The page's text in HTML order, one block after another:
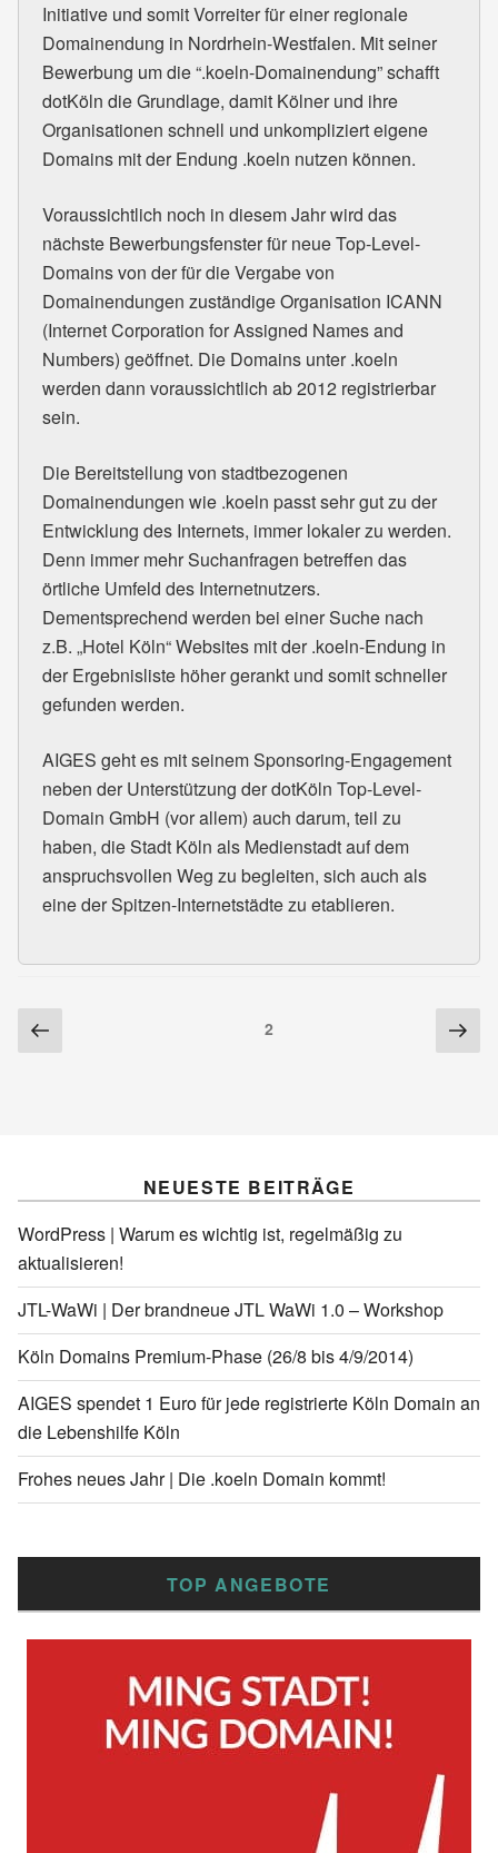
Initiative und somit Vorreiter für einer regionale
Domainendung in Nordrhein-Westfalen. Mit seiner
Bewerbung um die “.koeln-Domainendung” schafft
dotKöln die Grundlage, damit Kölner und ihre
Organisationen schnell und unkompliziert eigene
Domains mit der Endung .koeln nutzen können.
Voraussichtlich noch in diesem Jahr wird das
nächste Bewerbungsfenster für neue Top-Level-
Domains von der für die Vergabe von
Domainendungen zuständige Organisation ICANN
(Internet Corporation for Assigned Names and
Numbers) geöffnet. Die Domains unter .koeln
werden dann voraussichtlich ab 2012 registrierbar
sein.
Die Bereitstellung von stadtbezogenen
Domainendungen wie .koeln passt sehr gut zu der
Entwicklung des Internets, immer lokaler zu werden.
Denn immer mehr Suchanfragen betreffen das
örtliche Umfeld des Internetnutzers.
Dementsprechend werden bei einer Suche nach
z.B. „Hotel Köln“ Websites mit der .koeln-Endung in
der Ergebnisliste höher gerankt und somit schneller
gefunden werden.
AIGES geht es mit seinem Sponsoring-Engagement
neben der Unterstützung der dotKöln Top-Level-
Domain GmbH (vor allem) auch darum, teil zu
haben, die Stadt Köln als Medienstadt auf dem
anspruchsvollen Weg zu begleiten, sich auch als
eine der Spitzen-Internetstädte zu etablieren.
Seitennummerierung
der
Vorherige
Seite
Seite2
NEUESTE BEITRÄGE
WordPress | Warum es wichtig ist, regelmäßig zu
aktualisieren!
JTL-WaWi | Der brandneue JTL WaWi 1.0 – Workshop
Köln Domains Premium-Phase (26/8 bis 4/9/2014)
AIGES spendet 1 Euro für jede registrierte Köln Domain an
die Lebenshilfe Köln
Frohes neues Jahr | Die .koeln Domain kommt!
TOP ANGEBOTE